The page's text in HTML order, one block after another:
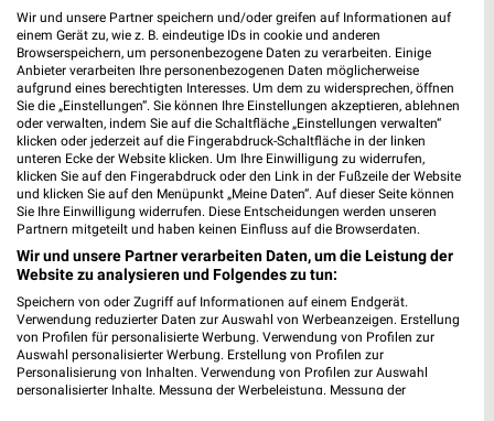
Heute 09:00 - 19:00 Uhr | Schließt in 6 Min.
468,97 km • Angebote: 2 Prospekte
H&M Koblenz
Casinostraße
56068 Koblenz
Heute 10:00 - 20:00 Uhr | Geöffnet
468,71 km
Woolworth Koblenz
Löhrstr. 68
56068 Koblenz
Heute 09:00 - 20:00 Uhr | Geöffnet
Wir und unsere Partner speichern und/oder greifen auf Informationen auf
einem Gerät zu, wie z. B. eindeutige IDs in cookie und anderen
Browserspeichern, um personenbezogene Daten zu verarbeiten. Einige
Anbieter verarbeiten Ihre personenbezogenen Daten möglicherweise
aufgrund eines berechtigten Interesses. Um dem zu widersprechen, öffnen
Sie die „Einstellungen“. Sie können Ihre Einstellungen akzeptieren, ablehnen
oder verwalten, indem Sie auf die Schaltfläche „Einstellungen verwalten“
klicken oder jederzeit auf die Fingerabdruck-Schaltfläche in der linken
unteren Ecke der Website klicken. Um Ihre Einwilligung zu widerrufen,
klicken Sie auf den Fingerabdruck oder den Link in der Fußzeile der Website
und klicken Sie auf den Menüpunkt „Meine Daten“. Auf dieser Seite können
Sie Ihre Einwilligung widerrufen. Diese Entscheidungen werden unseren
Partnern mitgeteilt und haben keinen Einfluss auf die Browserdaten.
Wir und unsere Partner verarbeiten Daten, um die Leistung der
Website zu analysieren und Folgendes zu tun:
Speichern von oder Zugriff auf Informationen auf einem Endgerät.
Verwendung reduzierter Daten zur Auswahl von Werbeanzeigen. Erstellung
von Profilen für personalisierte Werbung. Verwendung von Profilen zur
Auswahl personalisierter Werbung. Erstellung von Profilen zur
Personalisierung von Inhalten. Verwendung von Profilen zur Auswahl
personalisierter Inhalte. Messung der Werbeleistung. Messung der